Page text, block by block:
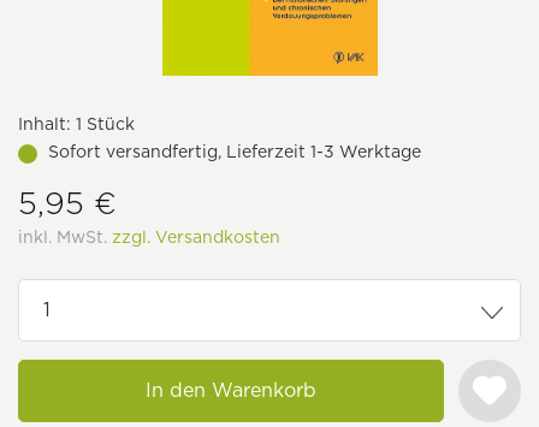
Inhalt: 1 Stück
Sofort versandfertig, Lieferzeit 1-3 Werktage
5,95 €
inkl. MwSt. zzgl. Versandkosten
In den Warenkorb